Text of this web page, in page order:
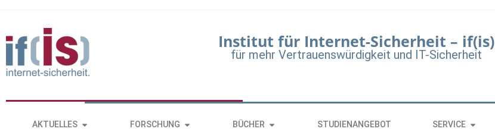
Institut für Internet-Sicherheit – if(is)
für mehr Vertrauenswürdigkeit und IT-Sicherheit
AKTUELLES FORSCHUNG BÜCHER STUDIENANGEBOT SERVICE